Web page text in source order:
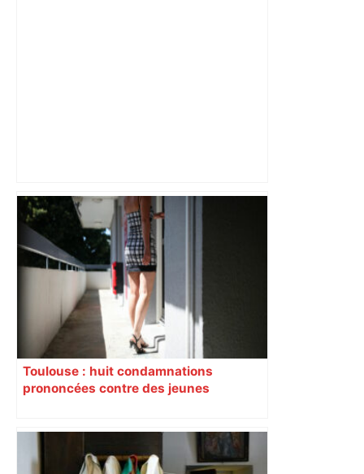
Mort mystérieuse près de Toulouse :
une émission de M6 revient sur l'affaire
Christian Abraham, retrouvé la gorge
tranchée et recouvert de feuilles il y a
deux ans – ladepeche.fr
Toulouse : huit condamnations
prononcées contre des jeunes